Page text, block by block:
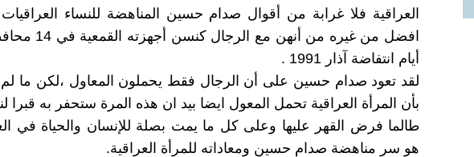
العراقية فلا غرابة من أقوال صدام حسين المناهضة للنساء
افضل من غيره من أنهن
أيام انتفاضة آذار 1991 .
لقد تعود صدام حسين على أن الرجال فقط يحملون المعاول ،لكن ما لم
بأن المرأة العراقية تحمل المعول ايضا بيد ان هذه المرة ستحفر به قبرا
طالما فرض القهر عليها وعلى كل ما يمت بصلة للإنسان والحياة في
هو سر مناهضة صدام حسين ومعاداته للمرأة العراقية.